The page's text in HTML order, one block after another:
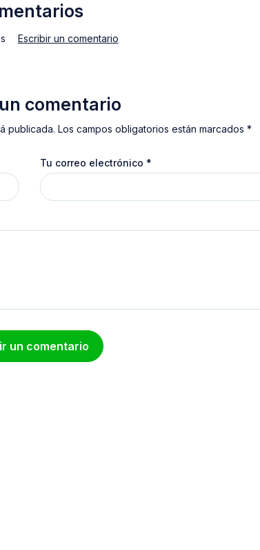
Escribir un comentario
comentario
Los campos obligatorios están marcados *
Tu correo electrónico *
un comentario